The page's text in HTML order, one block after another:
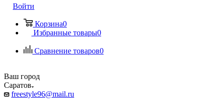
Войти
Корзина0
Избранные товары0
Сравнение товаров0
Ваш город
Саратов
freestyle96@mail.ru